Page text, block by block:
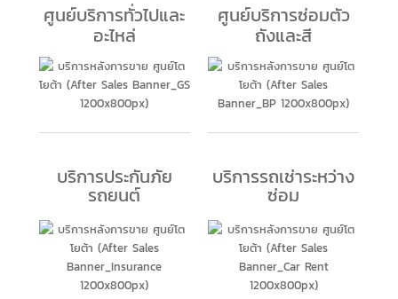
ศูนย์บริการทั่วไปและ
อะไหล่
ศูนย์บริการซ่อมตัว
ถังและสี
บริการประกันภัย
รถยนต์
บริการรถเช่าระหว่าง
ซ่อม